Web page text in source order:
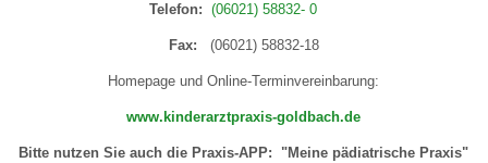
Telefon: (06021) 58832- 0
Fax: (06021) 58832-18
Homepage und Online-Terminvereinbarung:
www.kinderarztpraxis-goldbach.de
Bitte nutzen Sie auch die Praxis-APP: "Meine pädiatrische Praxis"